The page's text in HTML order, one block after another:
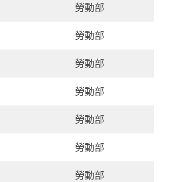
勞動部
勞動部
勞動部
勞動部
勞動部
勞動部
勞動部